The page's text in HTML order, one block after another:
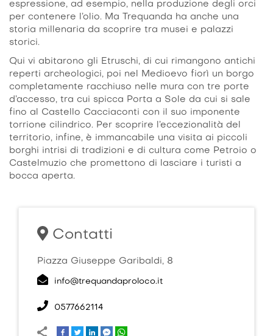
espressione, ad esempio, nella produzione degli orci
per contenere l’olio. Ma Trequanda ha anche una
storia millenaria da scoprire tra musei e palazzi
storici.
Qui vi abitarono gli Etruschi, di cui rimangono antichi
reperti archeologici, poi nel Medioevo fiorì un borgo
completamente racchiuso nelle mura con tre porte
d’accesso, tra cui spicca Porta a Sole da cui si sale
fino al Castello Cacciaconti con il suo imponente
torrione cilindrico. Per scoprire l’eccezionalità del
territorio, infine, è immancabile una visita ai piccoli
borghi intrisi di tradizioni e di cultura come Petroio o
Castelmuzio che promettono di lasciare i turisti a
bocca aperta.
Contatti
Piazza Giuseppe Garibaldi, 8
info@trequandaproloco.it
0577662114